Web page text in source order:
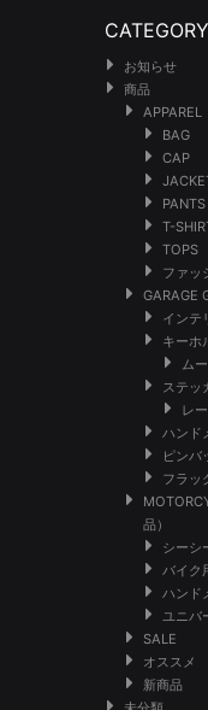
CATEGORY
お知らせ
商品
APPAREL
BAG
CAP
PANTS
T-
TOPS
ファッ
GARAGE
インテ
キーホ
ム
ステッ
レ
ハンド
ピンバ
フラッ
品）
シーシ
バイク
ハンド
ユニバ
SALE
オススメ
新商品